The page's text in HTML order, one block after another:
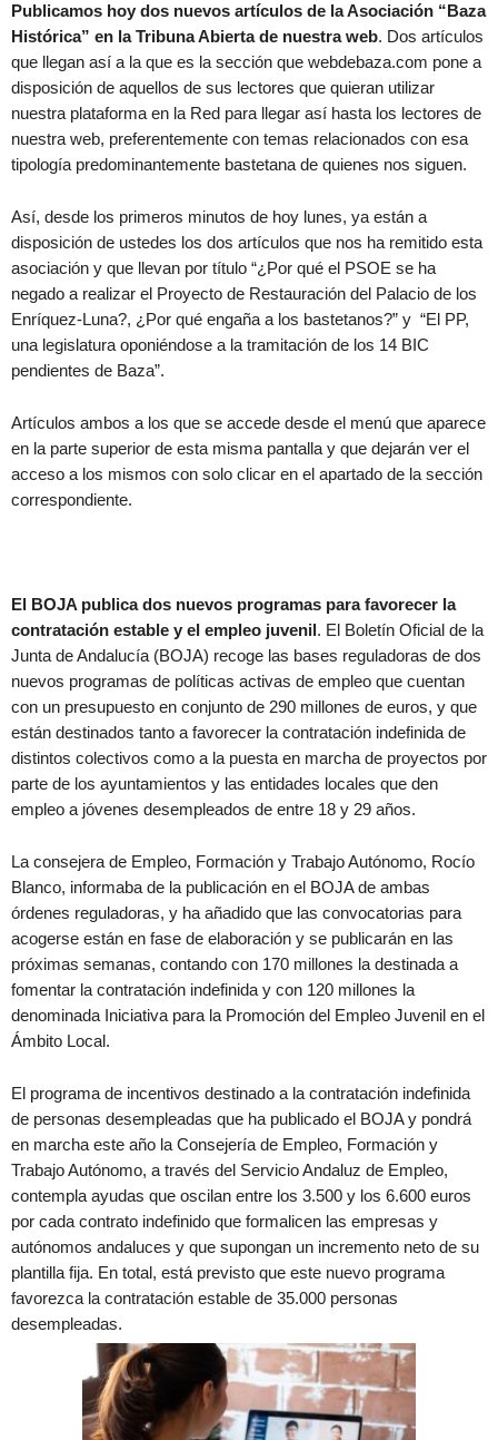
Publicamos hoy dos nuevos artículos de la Asociación “Baza
Histórica” en la Tribuna Abierta de nuestra web. Dos artículos
que llegan así a la que es la sección que webdebaza.com pone a
disposición de aquellos de sus lectores que quieran utilizar
nuestra plataforma en la Red para llegar así hasta los lectores de
nuestra web, preferentemente con temas relacionados con esa
tipología predominantemente bastetana de quienes nos siguen.
Así, desde los primeros minutos de hoy lunes, ya están a
disposición de ustedes los dos artículos que nos ha remitido esta
asociación y que llevan por título “¿Por qué el PSOE se ha
negado a realizar el Proyecto de Restauración del Palacio de los
Enríquez-Luna?, ¿Por qué engaña a los bastetanos?” y “El PP,
una legislatura oponiéndose a la tramitación de los 14 BIC
pendientes de Baza”.
Artículos ambos a los que se accede desde el menú que aparece
en la parte superior de esta misma pantalla y que dejarán ver el
acceso a los mismos con solo clicar en el apartado de la sección
correspondiente.
El BOJA publica dos nuevos programas para favorecer la
contratación estable y el empleo juvenil. El Boletín Oficial de la
Junta de Andalucía (BOJA) recoge las bases reguladoras de dos
nuevos programas de políticas activas de empleo que cuentan
con un presupuesto en conjunto de 290 millones de euros, y que
están destinados tanto a favorecer la contratación indefinida de
distintos colectivos como a la puesta en marcha de proyectos por
parte de los ayuntamientos y las entidades locales que den
empleo a jóvenes desempleados de entre 18 y 29 años.
La consejera de Empleo, Formación y Trabajo Autónomo, Rocío
Blanco, informaba de la publicación en el BOJA de ambas
órdenes reguladoras, y ha añadido que las convocatorias para
acogerse están en fase de elaboración y se publicarán en las
próximas semanas, contando con 170 millones la destinada a
fomentar la contratación indefinida y con 120 millones la
denominada Iniciativa para la Promoción del Empleo Juvenil en el
Ámbito Local.
El programa de incentivos destinado a la contratación indefinida
de personas desempleadas que ha publicado el BOJA y pondrá
en marcha este año la Consejería de Empleo, Formación y
Trabajo Autónomo, a través del Servicio Andaluz de Empleo,
contempla ayudas que oscilan entre los 3.500 y los 6.600 euros
por cada contrato indefinido que formalicen las empresas y
autónomos andaluces y que supongan un incremento neto de su
plantilla fija. En total, está previsto que este nuevo programa
favorezca la contratación estable de 35.000 personas
desempleadas.